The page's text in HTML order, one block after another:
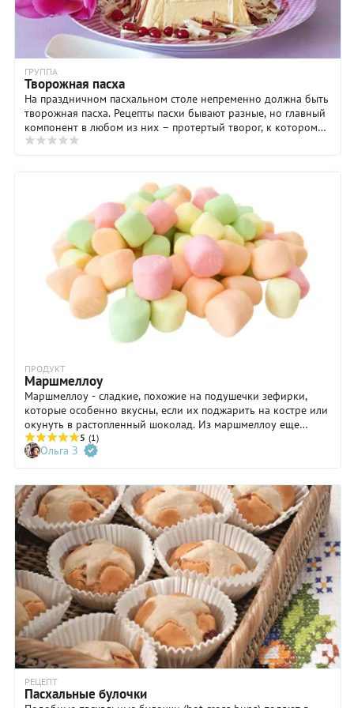
ГРУППА
Творожная пасха
На праздничном пасхальном столе непременно должна быть
творожная пасха. Рецепты пасхи бывают разные, но главный
компонент в любом из них – протертый творог, к которому
добавляют сливочное масло, ...
ПРОДУКТ
Маршмеллоу
Маршмеллоу - сладкие, похожие на подушечки зефирки,
которые особенно вкусны, если их поджарить на костре или
окунуть в растопленный шоколад. Из маршмеллоу еще
готовят глазурь, крем или превращают в начинку торта.
Расскажем об этом подробнее и предоставим советы по
приготовлению домашнего маршмеллоу.
5 (1)
Ольга З
РЕЦЕПТ
Пасхальные булочки